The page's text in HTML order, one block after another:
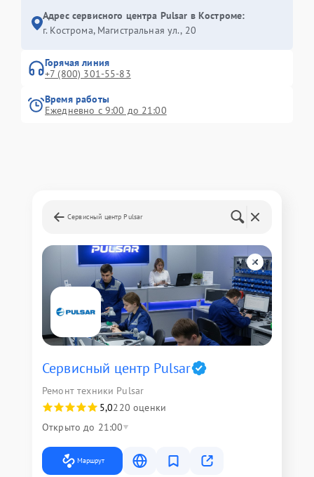
Адрес сервисного центра Pulsar в Костроме:
г. Кострома, Магистральная ул., 20
Горячая линия
+7 (800) 301-55-83
Время работы
Ежедневно с 9:00 до 21:00
Сервисный центр Pulsar
Сервисный центр Pulsar
Ремонт техники Pulsar
5,0220 оценки
Открыто до 21:00
Маршрут